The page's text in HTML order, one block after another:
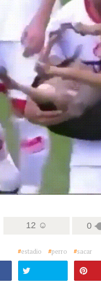
12 ☺ 0
#estadio #perro #sacar